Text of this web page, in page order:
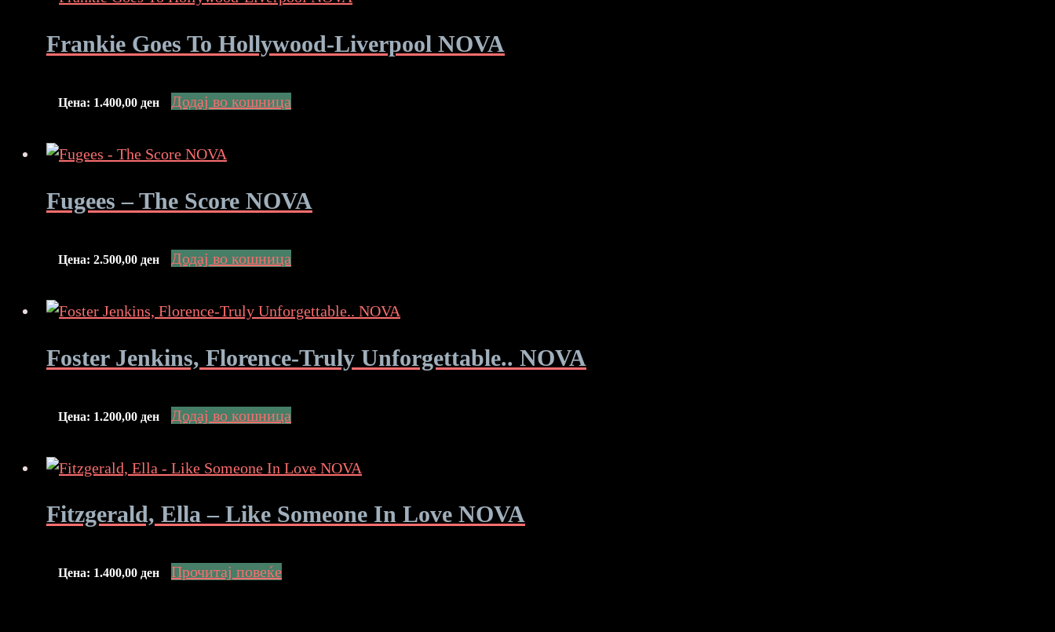
Frankie Goes To Hollywood-Liverpool NOVA
Цена: 1.400,00 ден Додај во кошница
Fugees – The Score NOVA
Цена: 2.500,00 ден Додај во кошница
Foster Jenkins, Florence-Truly Unforgettable.. NOVA
Цена: 1.200,00 ден Додај во кошница
Fitzgerald, Ella – Like Someone In Love NOVA
Цена: 1.400,00 ден Прочитај повеќе